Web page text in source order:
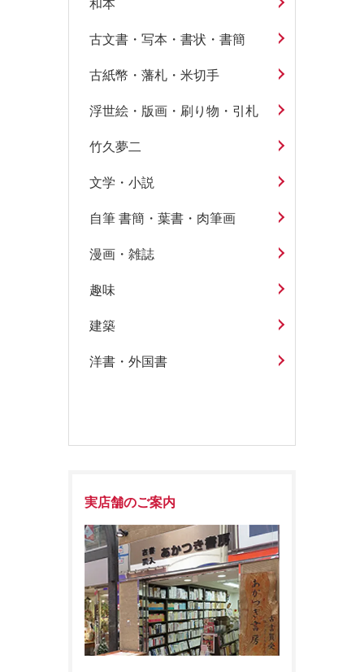
和本
古文書・写本・書状・書簡
古紙幣・藩札・米切手
浮世絵・版画・刷り物・引札
竹久夢二
文学・小説
自筆 書簡・葉書・肉筆画
漫画・雑誌
趣味
建築
洋書・外国書
実店舗のご案内